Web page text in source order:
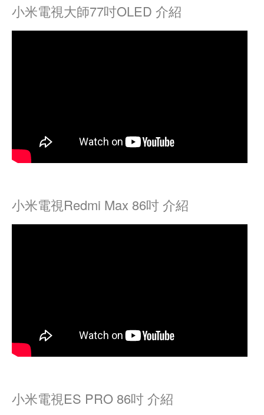
小米電視大師77吋OLED 介紹
小米電視Redmi Max 86吋 介紹
小米電視ES PRO 86吋 介紹